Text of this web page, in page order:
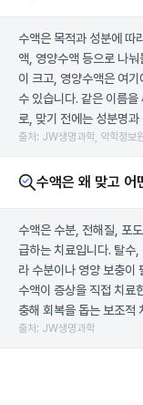
수액은 목적과 성분에 따
액, 영양수액 등으로 나눠
이 크고, 영양수액은 여
수 있습니다. 같은 이름
로, 맞기 전에는 성분명
출처: JW생명과학, 약학정보
수액은 왜 맞고 어
수액은 수분, 전해질, 포
급하는 치료입니다. 탈수
라 수분이나 영양 보충이
수액이 증상을 직접 치료
충해 회복을 돕는 보조적
출처: JW생명과학